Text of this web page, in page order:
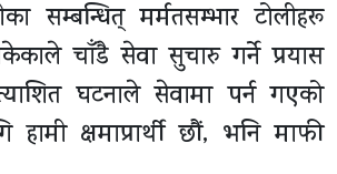
सम्बन्धित् मर्मतसम्भार टोलीहरू
चाँडै सेवा सुचारु गर्ने प्रयास
घटनाले सेवामा पर्न गएको
हामी क्षमाप्रार्थी छौं, भनि माफी